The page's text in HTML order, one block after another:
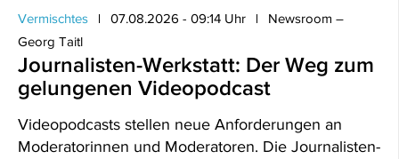
Vermischtes 07.08.2026 - 09:14 Uhr
Newsroom –
Georg Taitl
Journalisten-Werkstatt: Der Weg zum
gelungenen Videopodcast
Videopodcasts stellen neue Anforderungen an
Moderatorinnen und Moderatoren. Die Journalisten-